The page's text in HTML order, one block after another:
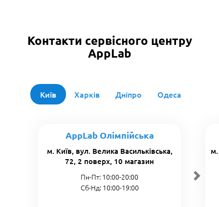
Контакти сервісного центру
AppLab
Київ Харків Дніпро Одеса
AppLab Олімпійська
м. Київ, вул. Велика Васильківська,
72, 2 поверх, 10 магазин
Пн-Пт: 10:00-20:00
Сб-Нд: 10:00-19:00